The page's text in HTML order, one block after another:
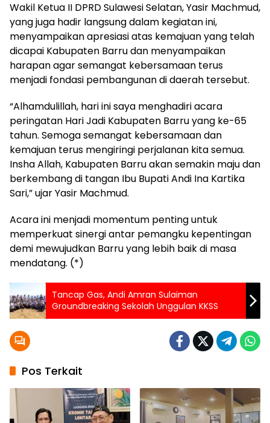
Wakil Ketua II DPRD Sulawesi Selatan, Yasir Machmud,
yang juga hadir langsung dalam kegiatan ini,
menyampaikan apresiasi atas kemajuan yang telah
dicapai Kabupaten Barru dan menyampaikan
harapan agar semangat kebersamaan terus
menjadi fondasi pembangunan di daerah tersebut.
“Alhamdulillah, hari ini saya menghadiri acara
peringatan Hari Jadi Kabupaten Barru yang ke-65
tahun. Semoga semangat kebersamaan dan
kemajuan terus mengiringi perjalanan kita semua.
Insha Allah, Kabupaten Barru akan semakin maju dan
berkembang di tangan Ibu Bupati Andi Ina Kartika
Sari,” ujar Yasir Machmud.
Acara ini menjadi momentum penting untuk
memperkuat sinergi antar pemangku kepentingan
demi mewujudkan Barru yang lebih baik di masa
mendatang. (*)
Tancap Gas, Andi Amran Sulaiman
Groundbreaking Sekolah Unggulan KKSS
Pos Terkait